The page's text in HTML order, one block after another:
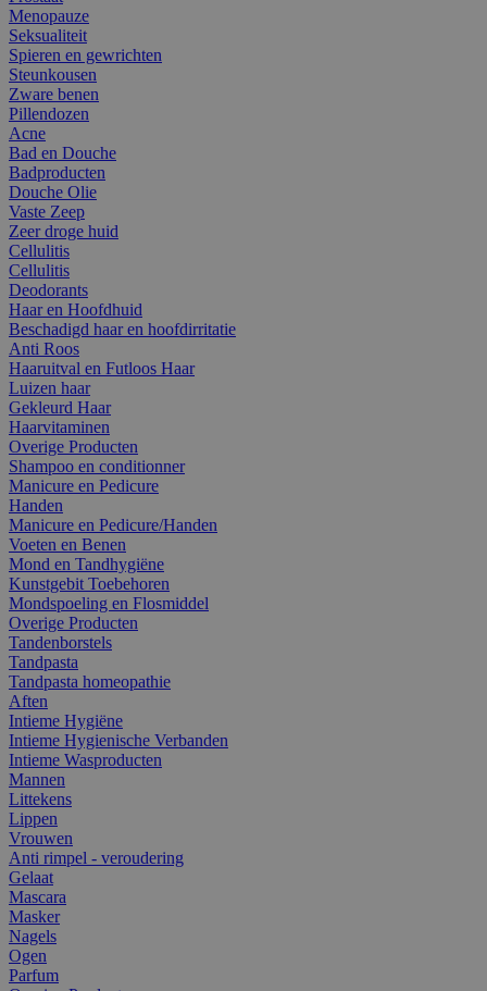
Menopauze
Seksualiteit
Spieren en gewrichten
Steunkousen
Zware benen
Pillendozen
Acne
Bad en Douche
Badproducten
Douche Olie
Vaste Zeep
Zeer droge huid
Cellulitis
Cellulitis
Deodorants
Haar en Hoofdhuid
Beschadigd haar en hoofdirritatie
Anti Roos
Haaruitval en Futloos Haar
Luizen haar
Gekleurd Haar
Haarvitaminen
Overige Producten
Shampoo en conditionner
Manicure en Pedicure
Handen
Manicure en Pedicure/Handen
Voeten en Benen
Mond en Tandhygiëne
Kunstgebit Toebehoren
Mondspoeling en Flosmiddel
Overige Producten
Tandenborstels
Tandpasta
Tandpasta homeopathie
Aften
Intieme Hygiëne
Intieme Hygienische Verbanden
Intieme Wasproducten
Mannen
Littekens
Lippen
Vrouwen
Anti rimpel - veroudering
Gelaat
Mascara
Masker
Nagels
Ogen
Parfum